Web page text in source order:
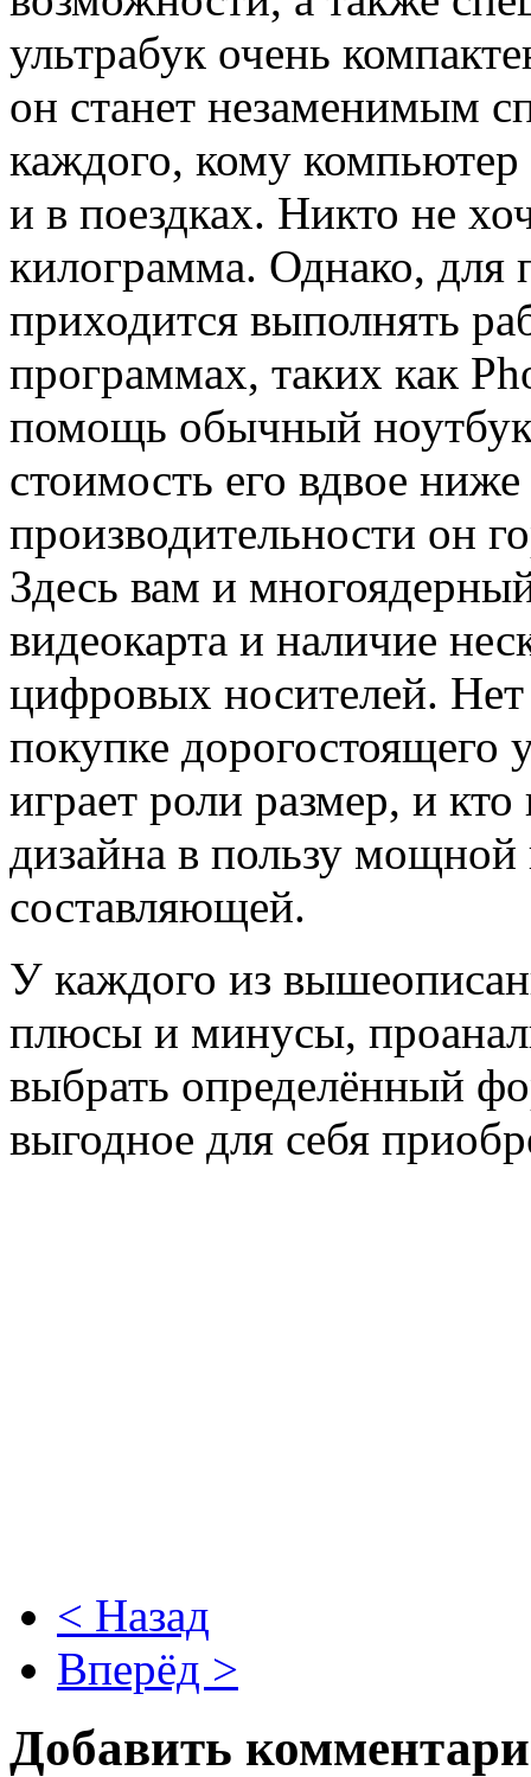
ультрабук очень
он станет незаменимым
каждого, кому
и в поездках. Никто не
килограмма. Однако, для
приходится выполнять
программах, таких как
помощь обычный
стоимость его вдвое
производительности он
Здесь вам и
видеокарта и наличие
цифровых носителей.
покупке дорогостоящего
играет роли размер, и кто
дизайна в пользу
составляющей.
У каждого из
плюсы и минусы,
выбрать определённый
выгодное для себя
< Назад
Вперёд >
Добавить